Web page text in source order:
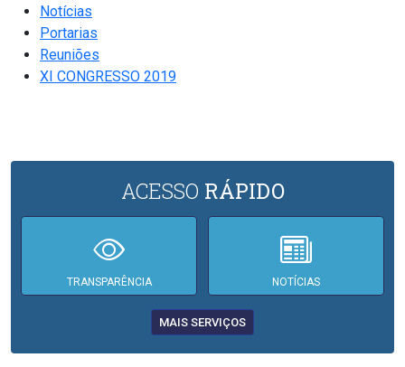
Notícias
Portarias
Reuniões
XI CONGRESSO 2019
ACESSO RÁPIDO
TRANSPARÊNCIA NOTÍCIAS
MAIS SERVIÇOS